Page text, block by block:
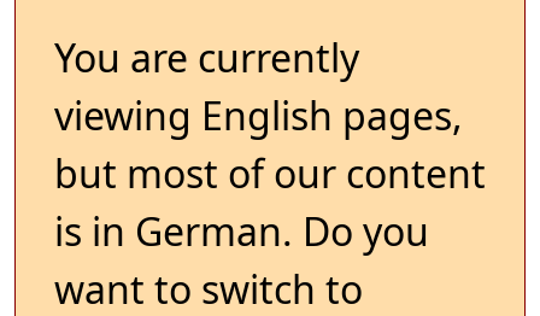
You are currently
viewing English pages,
but most of our content
is in German. Do you
want to switch to